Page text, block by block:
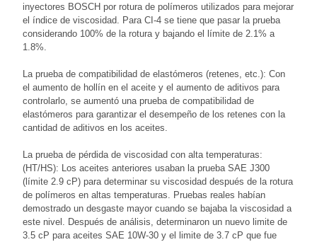
inyectores BOSCH por rotura de polímeros utilizados para mejorar
el índice de viscosidad. Para CI-4 se tiene que pasar la prueba
considerando 100% de la rotura y bajando el límite de 2.1% a
1.8%.
La prueba de compatibilidad de elastómeros (retenes, etc.): Con
el aumento de hollín en el aceite y el aumento de aditivos para
controlarlo, se aumentó una prueba de compatibilidad de
elastómeros para garantizar el desempeño de los retenes con la
cantidad de aditivos en los aceites.
La prueba de pérdida de viscosidad con alta temperaturas:
(HT/HS): Los aceites anteriores usaban la prueba SAE J300
(límite 2.9 cP) para determinar su viscosidad después de la rotura
de polímeros en altas temperaturas. Pruebas reales habían
demostrado un desgaste mayor cuando se bajaba la viscosidad a
este nivel. Después de análisis, determinaron un nuevo limite de
3.5 cP para aceites SAE 10W-30 y el limite de 3.7 cP que fue